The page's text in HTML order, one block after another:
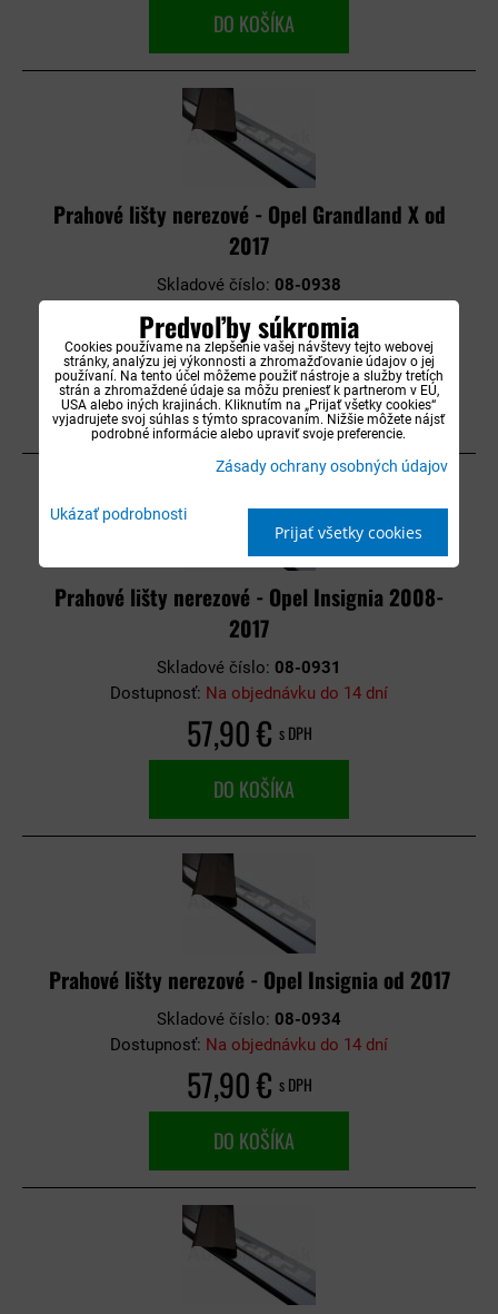
DO KOŠÍKA
Prahové lišty nerezové - Opel Grandland X od
2017
Skladové číslo: 08-0938
Na objednávku do 14 dní
57,90 €s DPH
DO KOŠÍKA
Prahové lišty nerezové - Opel Insignia 2008-
2017
Skladové číslo: 08-0931
Dostupnosť: Na objednávku do 14 dní
57,90 € s DPH
DO KOŠÍKA
Prahové lišty nerezové - Opel Insignia od 2017
Skladové číslo: 08-0934
Dostupnosť: Na objednávku do 14 dní
57,90 € s DPH
DO KOŠÍKA
Predvoľby súkromia
Cookies používame na zlepšenie vašej návštevy tejto webovej
stránky, analýzu jej výkonnosti a zhromažďovanie údajov o jej
používaní. Na tento účel môžeme použiť nástroje a služby tretích
strán a zhromaždené údaje sa môžu preniesť k partnerom v EÚ,
USA alebo iných krajinách. Kliknutím na „Prijať všetky cookies“
vyjadrujete svoj súhlas s týmto spracovaním. Nižšie môžete nájsť
podrobné informácie alebo upraviť svoje preferencie.
Zásady ochrany osobných údajov
Ukázať podrobnosti
Prijať všetky cookies